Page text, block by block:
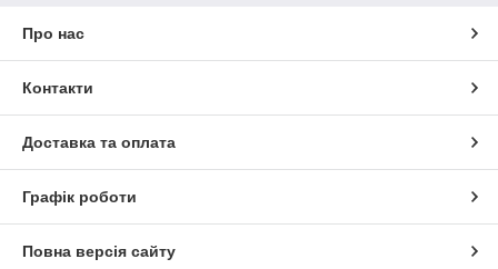
Про нас
Контакти
Доставка та оплата
Графік роботи
Повна версія сайту